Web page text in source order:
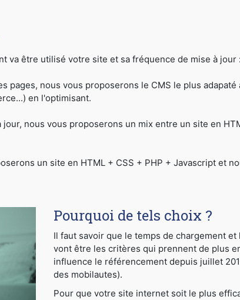
va être utilisé votre site et sa fréquence de mise à jour :
pages, nous vous proposerons le CMS le plus
en l'optimisant.
nous vous proposerons un mix entre un site en
un site en HTML + CSS + PHP + Javascript et
Pourquoi de tels choix ?
Il faut savoir que le temps de chargement
vont être les critères qui prennent de plus
influence le référencement depuis juillet
des mobilautes).
Pour que votre site internet soit le plus